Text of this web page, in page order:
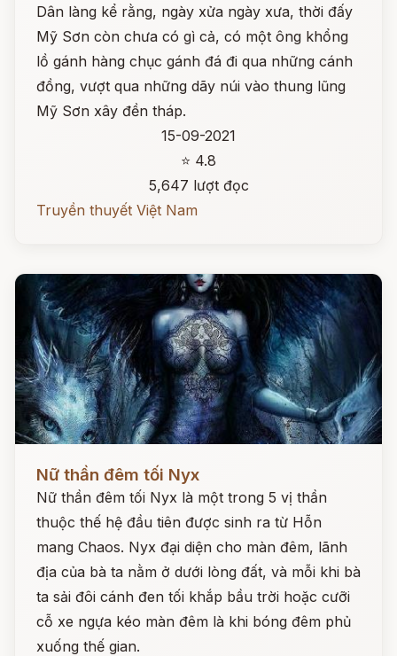
Dân làng kể rằng, ngày xửa ngày xưa, thời đấy
Mỹ Sơn còn chưa có gì cả, có một ông khổng
lồ gánh hàng chục gánh đá đi qua những cánh
đồng, vượt qua những dãy núi vào thung lũng
Mỹ Sơn xây đền tháp.
15-09-2021
⭐ 4.8
5,647 lượt đọc
Truyền thuyết Việt Nam
Nữ thần đêm tối Nyx
Nữ thần đêm tối Nyx là một trong 5 vị thần
thuộc thế hệ đầu tiên được sinh ra từ Hỗn
mang Chaos. Nyx đại diện cho màn đêm, lãnh
địa của bà ta nằm ở dưới lòng đất, và mỗi khi bà
ta sải đôi cánh đen tối khắp bầu trời hoặc cưỡi
cỗ xe ngựa kéo màn đêm là khi bóng đêm phủ
xuống thế gian.